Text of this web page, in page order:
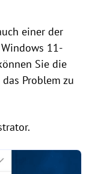
einer der
11-
Sie die
Problem zu